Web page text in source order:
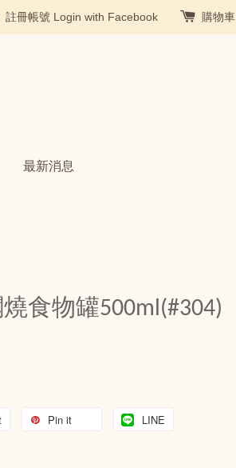
註冊帳號 Login with Facebook 購物車
最新消息
食物罐500ml(#304)
Pin it LINE